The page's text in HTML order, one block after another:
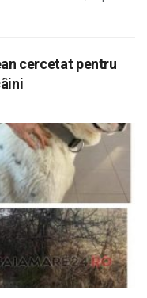
cercetat pentru